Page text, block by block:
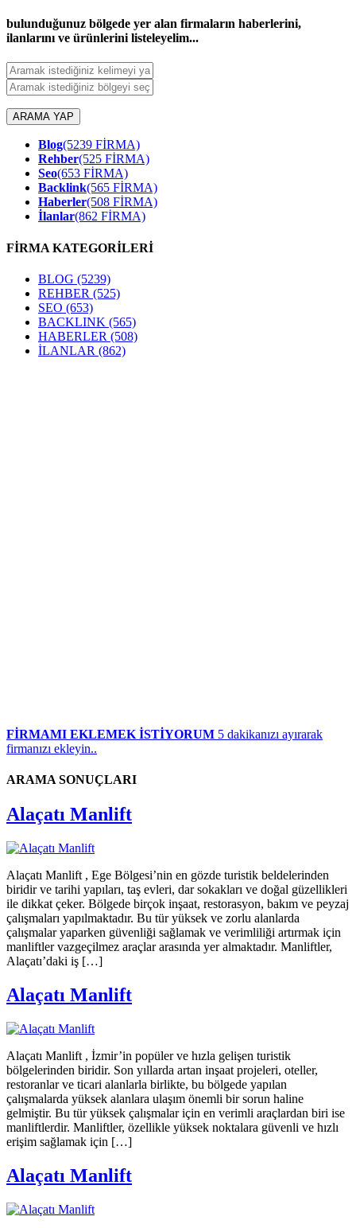
bulunduğunuz bölgede yer alan firmaların haberlerini,
ilanlarını ve ürünlerini listeleyelim...
ARAMA YAP
Blog(5239 FİRMA)
Rehber(525 FİRMA)
Seo(653 FİRMA)
Backlink(565 FİRMA)
Haberler(508 FİRMA)
İlanlar(862 FİRMA)
FİRMA KATEGORİLERİ
BLOG (5239)
REHBER (525)
SEO (653)
BACKLINK (565)
HABERLER (508)
İLANLAR (862)
FİRMAMI EKLEMEK İSTİYORUM 5 dakikanızı ayırarak
firmanızı ekleyin..
ARAMA SONUÇLARI
Alaçatı Manlift
Alaçatı Manlift , Ege Bölgesi’nin en gözde turistik beldelerinden
biridir ve tarihi yapıları, taş evleri, dar sokakları ve doğal güzellikleri
ile dikkat çeker. Bölgede birçok inşaat, restorasyon, bakım ve peyzaj
çalışmaları yapılmaktadır. Bu tür yüksek ve zorlu alanlarda
çalışmalar yaparken güvenliği sağlamak ve verimliliği artırmak için
manliftler vazgeçilmez araçlar arasında yer almaktadır. Manliftler,
Alaçatı’daki iş […]
Alaçatı Manlift
Alaçatı Manlift , İzmir’in popüler ve hızla gelişen turistik
bölgelerinden biridir. Son yıllarda artan inşaat projeleri, oteller,
restoranlar ve ticari alanlarla birlikte, bu bölgede yapılan
çalışmalarda yüksek alanlara ulaşım önemli bir sorun haline
gelmiştir. Bu tür yüksek çalışmalar için en verimli araçlardan biri ise
manliftlerdir. Manliftler, özellikle yüksek noktalara güvenli ve hızlı
erişim sağlamak için […]
Alaçatı Manlift